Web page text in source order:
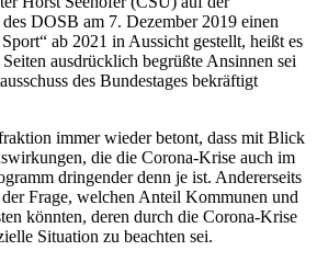
DOSB am 7. Dezember 2019 einen
ab 2021 in Aussicht gestellt, heißt es
ausdrücklich begrüßte Ansinnen sei
des Bundestages bekräftigt
immer wieder betont, dass mit Blick
die die Corona-Krise auch im
dringender denn je ist. Andererseits
Frage, welchen Anteil Kommunen und
könnten, deren durch die Corona-Krise
Situation zu beachten sei.